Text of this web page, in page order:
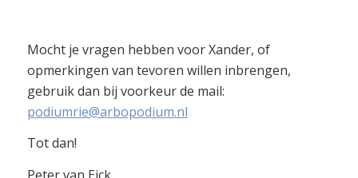
Mocht je vragen hebben voor Xander, of
opmerkingen van tevoren willen inbrengen,
gebruik dan bij voorkeur de mail:
podiumrie@arbopodium.nl
Tot dan!